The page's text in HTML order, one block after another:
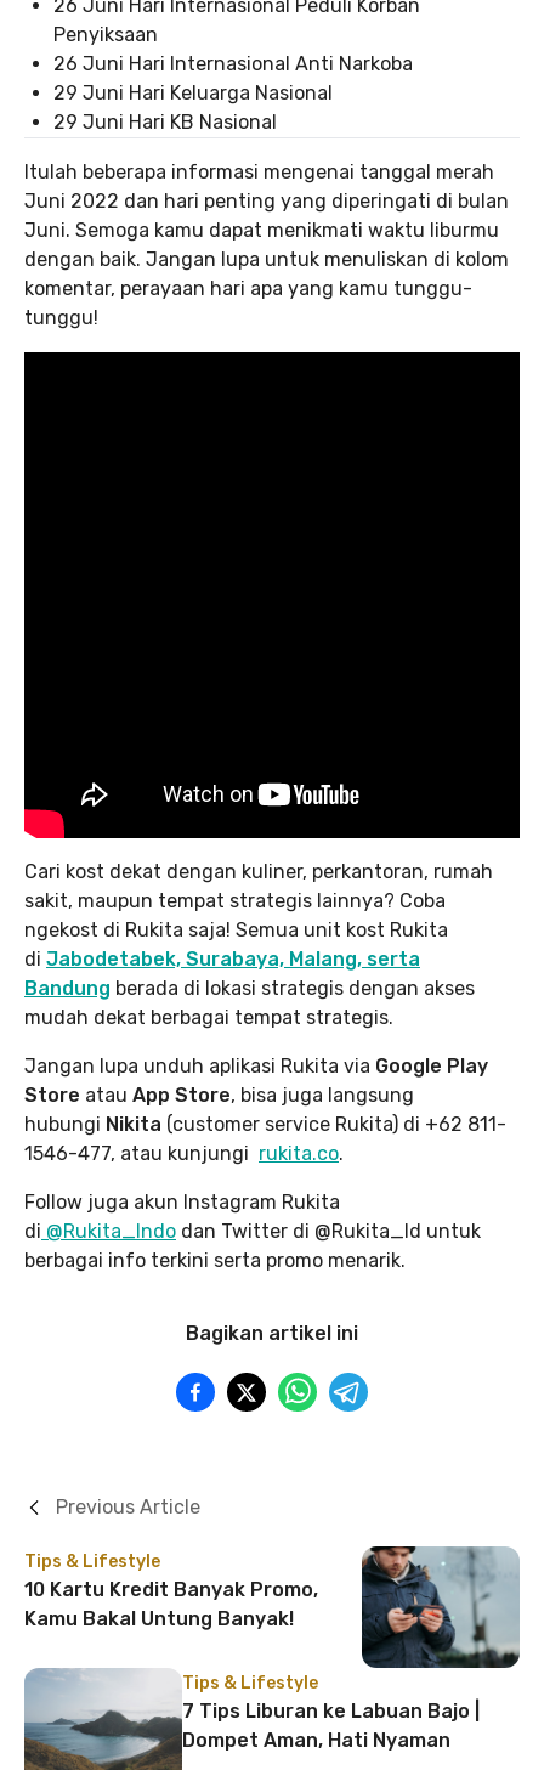
26 Juni Hari Internasional Peduli Korban
Penyiksaan
26 Juni Hari Internasional Anti Narkoba
29 Juni Hari Keluarga Nasional
29 Juni Hari KB Nasional
Itulah beberapa informasi mengenai tanggal merah
Juni 2022 dan hari penting yang diperingati di bulan
Juni. Semoga kamu dapat menikmati waktu liburmu
dengan baik. Jangan lupa untuk menuliskan di kolom
komentar, perayaan hari apa yang kamu tunggu-
tunggu!
Cari kost dekat dengan kuliner, perkantoran, rumah
sakit, maupun tempat strategis lainnya? Coba
ngekost di Rukita saja! Semua unit kost Rukita
di Jabodetabek, Surabaya, Malang, serta
Bandung berada di lokasi strategis dengan akses
mudah dekat berbagai tempat strategis.
Jangan lupa unduh aplikasi Rukita via Google Play
Store atau App Store, bisa juga langsung
hubungi Nikita (customer service Rukita) di +62 811-
1546-477, atau kunjungi rukita.co.
Follow juga akun Instagram Rukita
di @Rukita_Indo dan Twitter di @Rukita_Id untuk
berbagai info terkini serta promo menarik.
Bagikan artikel ini
Tips & Lifestyle
10 Kartu Kredit Banyak Promo,
Kamu Bakal Untung Banyak!
Previous Article
Tips & Lifestyle
7 Tips Liburan ke Labuan Bajo |
Dompet Aman, Hati Nyaman